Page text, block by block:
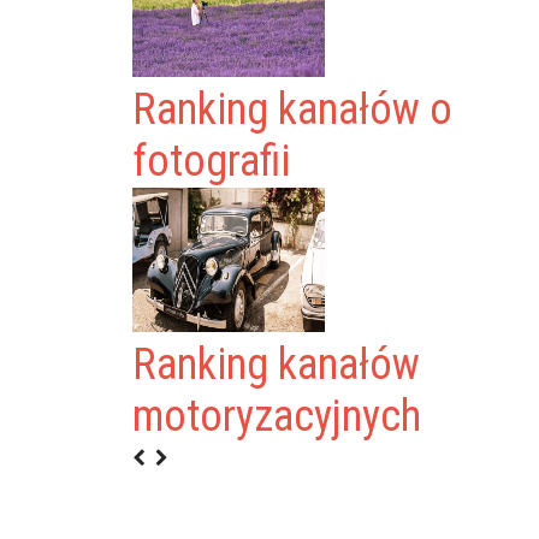
Ranking kanałów o
fotografii
Ranking kanałów
motoryzacyjnych